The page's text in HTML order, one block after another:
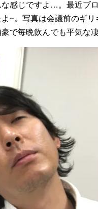
感じですよ…。最近ブ
~。写真は会議前のギリ
で毎晩飲んでも平気な凄